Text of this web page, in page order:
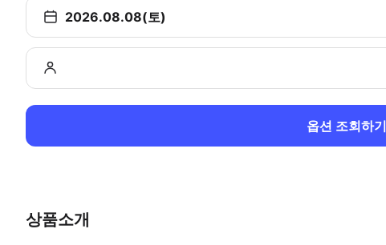
2026.08.08(토)
옵션 조회하기
상품소개